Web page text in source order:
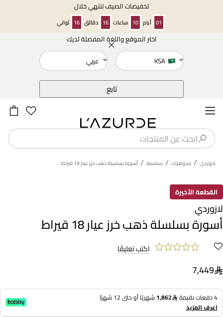
تخفيضات الصيف تنتهي خلال
01 أيام 10 ساعات 16 دقائق 16 ثواني
اختر الموقع واللغة المفضلة لديك
KSA
عربي
تابع
لازوردى / مجوهرات / بسلسلة / أسورة بسلسلة ذهب خرز عيار 18 قيراط
القطعة الأخيرة
لازوردي
أسورة بسلسلة ذهب خرز عيار 18 قيراط
اكتب تعليقًا
7,449
4 دفعات بقيمة 1,862 شهريًا أو حتى 12 شهرًا
اعرف المزيد